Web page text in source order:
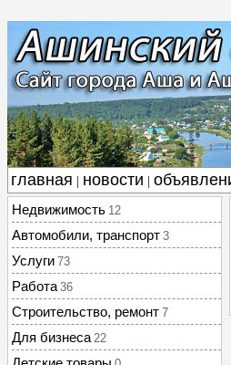
главная новости
Недвижимость 12
Автомобили, транспорт 3
Услуги 73
Работа 36
Строительство, ремонт 7
Для бизнеса 22